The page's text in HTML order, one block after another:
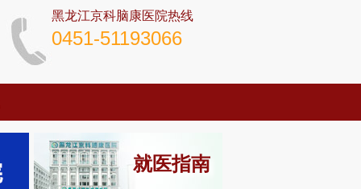
黑龙江京科脑康医院热线
0451-51193066
就医指南